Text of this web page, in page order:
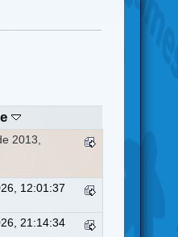
2013,
12:01:37
21:14:34